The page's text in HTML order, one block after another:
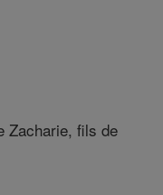
Zacharie, fils de